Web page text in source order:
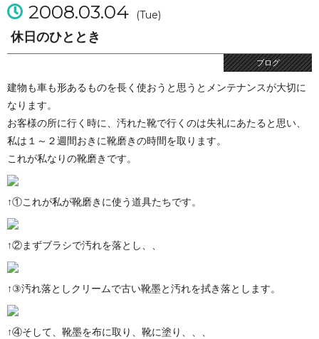
2008.03.04 (Tue)
休日のひととき
ブログ
建物も車も形あるものを長く使おうと思うとメンテナンスが大切に
なります。
お客様の所に行く時に、汚れた靴で行くのは失礼にあたると思い、
私は１～２週間おきに靴磨きの時間を取ります。
これが私なりの靴磨きです。
↑①これが私が靴磨きに使う道具たちです。
↑②まずブラシで汚れを落とし、、
↑③汚れ落としクリームで古い靴墨と汚れを拭き落とします。
↑④そして、靴墨を布に取り、靴に塗り、、、